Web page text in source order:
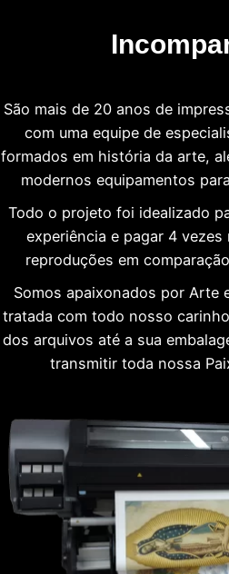
São mais de 20 anos de
com uma equipe de
formados em história da arte,
modernos equipamentos
Todo o projeto foi idealizado
experiência e pagar 4 vezes
reproduções em
Somos apaixonados por Arte
tratada com todo nosso
dos arquivos até a sua
transmitir toda nossa